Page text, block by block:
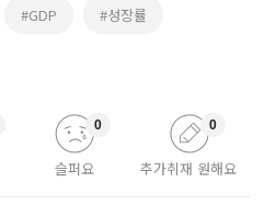
#GDP #성장률
슬퍼요
0
추가취재 원해요
0